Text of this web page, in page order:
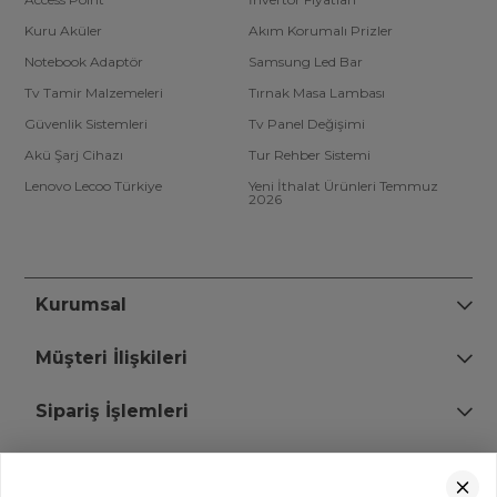
Kuru Aküler
Akım Korumalı Prizler
Notebook Adaptör
Samsung Led Bar
Tv Tamir Malzemeleri
Tırnak Masa Lambası
Güvenlik Sistemleri
Tv Panel Değişimi
Akü Şarj Cihazı
Tur Rehber Sistemi
Lenovo Lecoo Türkiye
Yeni İthalat Ürünleri Temmuz
2026
Kurumsal
Müşteri İlişkileri
Sipariş İşlemleri